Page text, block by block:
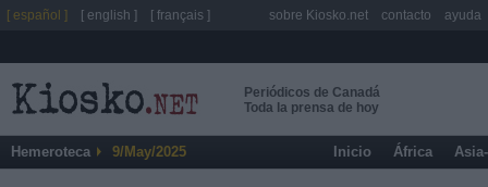
Periódicos de Canadá
Toda la prensa de hoy
Hemeroteca 9/May/2025 Inicio África
[ español ] [ english ] [ français ] sobre Kiosko.net contacto ayuda